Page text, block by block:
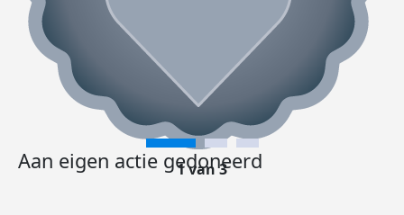
Aan eigen actie gedoneerd
1 van 3